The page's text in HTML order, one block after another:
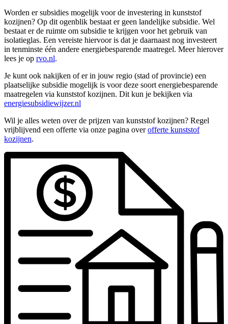
Worden er subsidies mogelijk voor de investering in kunststof
kozijnen? Op dit ogenblik bestaat er geen landelijke subsidie. Wel
bestaat er de ruimte om subsidie te krijgen voor het gebruik van
isolatieglas. Een vereiste hiervoor is dat je daarnaast nog investeert
in tenminste één andere energiebesparende maatregel. Meer hierover
lees je op rvo.nl.
Je kunt ook nakijken of er in jouw regio (stad of provincie) een
plaatselijke subsidie mogelijk is voor deze soort energiebesparende
maatregelen via kunststof kozijnen. Dit kun je bekijken via
energiesubsidiewijzer.nl
Wil je alles weten over de prijzen van kunststof kozijnen? Regel
vrijblijvend een offerte via onze pagina overofferte kunststof
kozijnen.